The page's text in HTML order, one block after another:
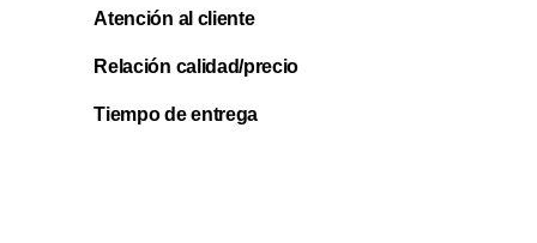
Atención al cliente
Relación calidad/precio
Tiempo de entrega